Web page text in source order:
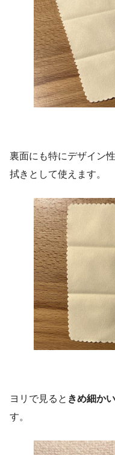
裏面にも特にデザイン
拭きとして使えます。
ヨリで見ると きめ細か
す。